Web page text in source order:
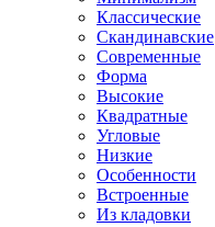
Классические
Скандинавские
Современные
Форма
Высокие
Квадратные
Угловые
Низкие
Особенности
Встроенные
Из кладовки